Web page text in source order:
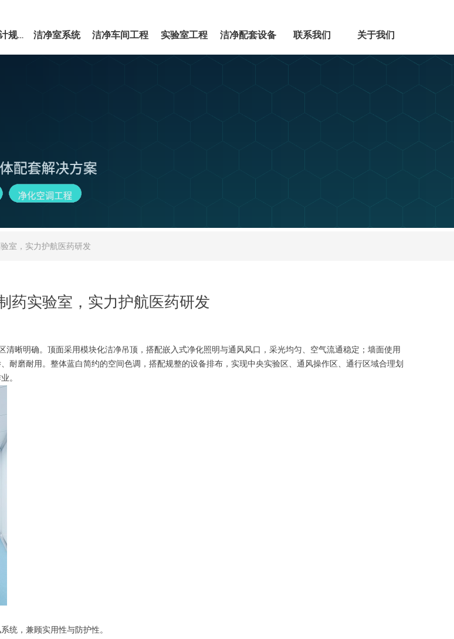
洁净室设计规范 洁净室系统 洁净车间工程 实验室工程 洁净配套设备 联系我们 关于我们
药实验室，实力护航医药研发
晰明确。顶面采用模块化洁净吊顶，搭配嵌入式净化照明与通风风口，采光均匀、空气流通稳定；墙面使用
耐磨耐用。整体蓝白简约的空间色调，搭配规整的设备排布，实现中央实验区、通风操作区、通行区域合理划
。
统，兼顾实用性与防护性。
室，实力护航医药研发